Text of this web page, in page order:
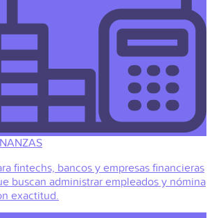
fintechs, bancos y empresas financieras
buscan administrar empleados y nómina
exactitud.